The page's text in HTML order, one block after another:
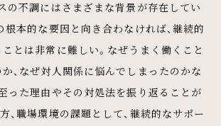
の不調にはさまざまな背景が存在してい
根本的な要因と向き合わなければ、継続的
とは非常に難しい。なぜうまく働くこと
、なぜ対人関係に悩んでしまったのかな
った理由やその対処法を振り返ることが
、職場環境の課題として、継続的なサポー